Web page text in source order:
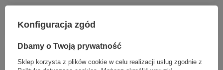
termostatyczna, natynkowa, Chrom
HG Croma Komplet prysznicowy 220 1jet z
termostatem, wannowy, Chrom
Konfiguracja zgód
Dbamy o Twoją prywatność
Sklep korzysta z plików cookie w celu realizacji usług zgodnie z